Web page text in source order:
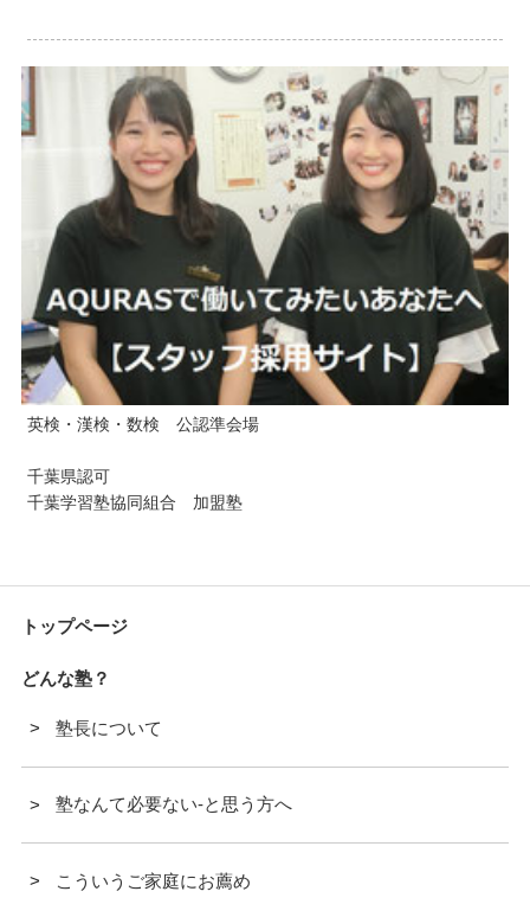
英検・漢検・数検 公認準会場
千葉県認可
千葉学習塾協同組合 加盟塾
トップページ
どんな塾？
塾長について
塾なんて必要ない-と思う方へ
こういうご家庭にお薦め